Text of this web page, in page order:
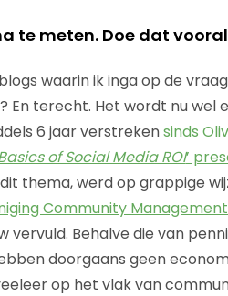
te meten. Doe dat
waarin ik inga op de
En terecht. Het wordt nu wel
6 jaar verstrekensinds
of Social Media ROI’
thema, werd op grappige
Community
vervuld. Behalve die van
doorgaans geen
op het vlak van